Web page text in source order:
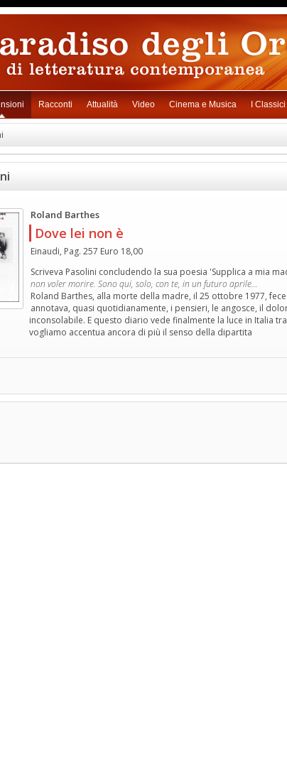
Racconti Attualità Video Cinema e Musica I Classici
Roland Barthes
Dove lei non è
Einaudi, Pag. 257 Euro 18,00
Scriveva Pasolini concludendo la sua poesia 'Supplica a mia
non voler morire. Sono qui, solo, con te, in un futuro aprile...
Roland Barthes, alla morte della madre, il 25 ottobre 1977,
annotava, quasi quotidianamente, i pensieri, le angosce, il
inconsolabile. E questo diario vede finalmente la luce in Italia
vogliamo accentua ancora di più il senso della dipartita